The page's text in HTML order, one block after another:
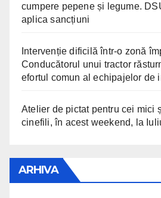
cumpere pepene și legume.
aplica sancțiuni
Intervenție dificilă într-o zonă
Conducătorul unui tractor
efortul comun al echipajelor de
Atelier de pictat pentru cei mici
cinefili, în acest weekend, la
ARHIVA